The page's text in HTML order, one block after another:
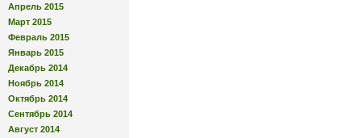
Апрель 2015
Март 2015
Февраль 2015
Январь 2015
Декабрь 2014
Ноябрь 2014
Октябрь 2014
Сентябрь 2014
Август 2014